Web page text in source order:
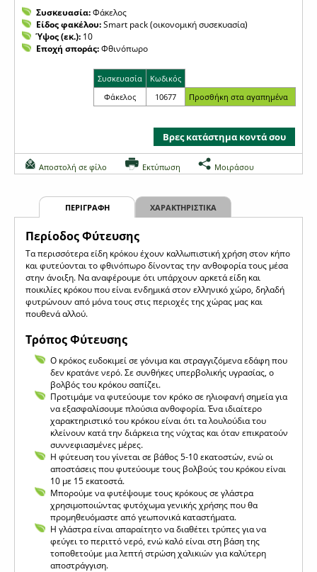
Συσκευασία:Φάκελος
Είδος φακέλου:Smart pack (οικονομική συσεκυασία)
Ύψος (εκ.): 10
Εποχή σποράς:Φθινόπωρο
Συσκευασία
Κωδικός
Φάκελος
10677
Βρες κατάστημα κοντά σου
Αποστολή σε φίλο Εκτύπωση Μοιράσου
ΠΕΡΙΓΡΑΦΗ ΧΑΡΑΚΤΗΡΙΣΤΙΚΑ
Περίοδος Φύτευσης
Τα περισσότερα είδη κρόκου έχουν καλλωπιστική χρήση στον κήπο
και φυτεύονται το φθινόπωρο δίνοντας την ανθοφορία τους μέσα
στην άνοιξη. Να αναφέρουμε ότι υπάρχουν αρκετά είδη και
ποικιλίες κρόκου που είναι ενδημικά στον ελληνικό χώρο, δηλαδή
φυτρώνουν από μόνα τους στις περιοχές της χώρας μας και
πουθενά αλλού.
Τρόπος Φύτευσης
Ο κρόκος ευδοκιμεί σε γόνιμα και στραγγιζόμενα εδάφη που
δεν κρατάνε νερό. Σε συνθήκες υπερβολικής υγρασίας, ο
βολβός του κρόκου σαπίζει.
Προτιμάμε να φυτεύουμε τον κρόκο σε ηλιοφανή σημεία για
να εξασφαλίσουμε πλούσια ανθοφορία. Ένα ιδιαίτερο
χαρακτηριστικό του κρόκου είναι ότι τα λουλούδια του
κλείνουν κατά την διάρκεια της νύχτας και όταν επικρατούν
συννεφιασμένες μέρες.
Η φύτευση του γίνεται σε βάθος 5-10 εκατοστών, ενώ οι
αποστάσεις που φυτεύουμε τους βολβούς του κρόκου είναι
10 με 15 εκατοστά.
Μπορούμε να φυτέψουμε τους κρόκους σε γλάστρα
χρησιμοποιώντας φυτόχωμα γενικής χρήσης που θα
προμηθευόμαστε από γεωπονικά καταστήματα.
Η γλάστρα είναι απαραίτητο να διαθέτει τρύπες για να
φεύγει το περιττό νερό, ενώ καλό είναι στη βάση της
τοποθετούμε μια λεπτή στρώση χαλικιών για καλύτερη
αποστράγγιση.